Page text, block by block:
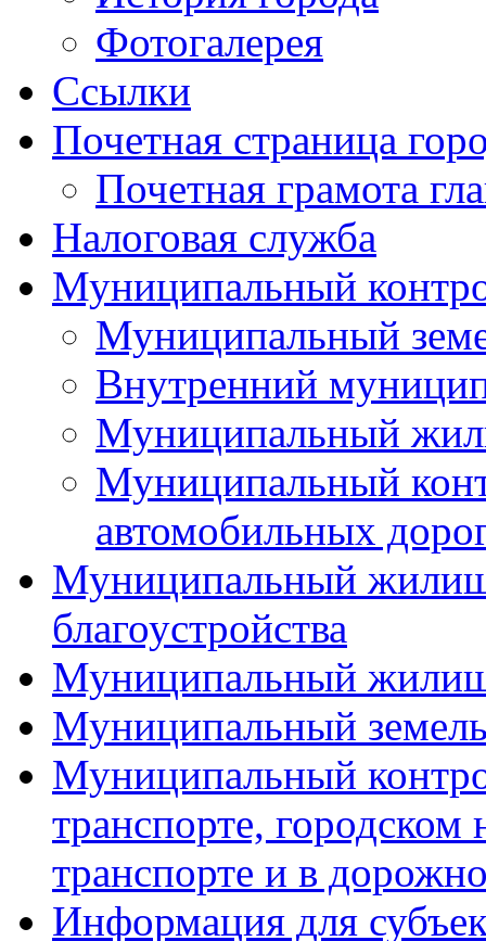
Фотогалерея
Ссылки
Почетная страница
Почетная грамота
Налоговая служба
Муниципальный
Муниципальный
Внутренний
Муниципальный
Муниципальный
автомобильных
Муниципальный
благоустройства
Муниципальный
Муниципальный
Муниципальный
транспорте, городском
транспорте и в
Информация для